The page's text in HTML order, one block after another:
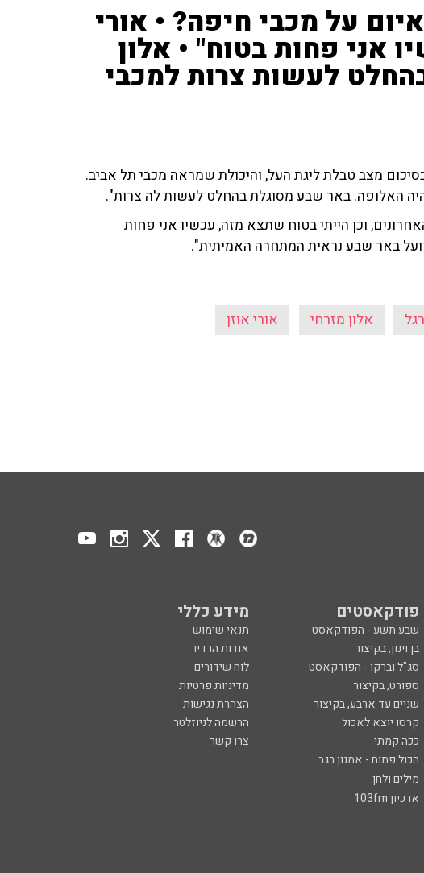
על מכבי חיפה? • אורי
1'): "עכשיו אני פחות בטוח" • אלון
לעשות צרות למכבי
('האווירון') בסיכום מצב טבלת ליגת העל, והיכולת שמראה מכבי תל אביב.
האלופה. באר שבע מסוגלת בהחלט לעשות לה צרות".
וכן הייתי בטוח שתצא מזה, עכשיו אני פחות
באר שבע נראית המתחרה האמיתית".
אלון מזרחי אורי אוזן
פודקאסטים מידע כללי
שבע תשע - הפודקאסט
תנאי שימוש
בן וינון, בקיצור
אודות הרדיו
סג"ל וברקו - הפודקאסט
לוח שידורים
ספורט, בקיצור
מדיניות פרטיות
שניים עד ארבע, בקיצור
הצהרת נגישות
קרסו יוצא לאכול
הרשמה לניוזלטר
ככה קמתי
צרו קשר
הכול פתוח - אמנון רגב
מילים ולחן
ארכיון 103fm